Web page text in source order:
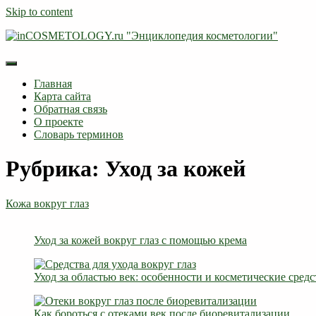
Skip to content
Главная
Карта сайта
Обратная связь
О проекте
Словарь терминов
Рубрика: Уход за кожей
Кожа вокруг глаз
Уход за кожей вокруг глаз с помощью крема
Уход за областью век: особенности и косметические
Как бороться с отеками век после биоревитализации